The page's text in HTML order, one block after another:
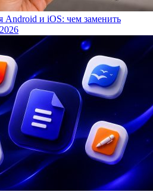
Android и iOS: чем заменить